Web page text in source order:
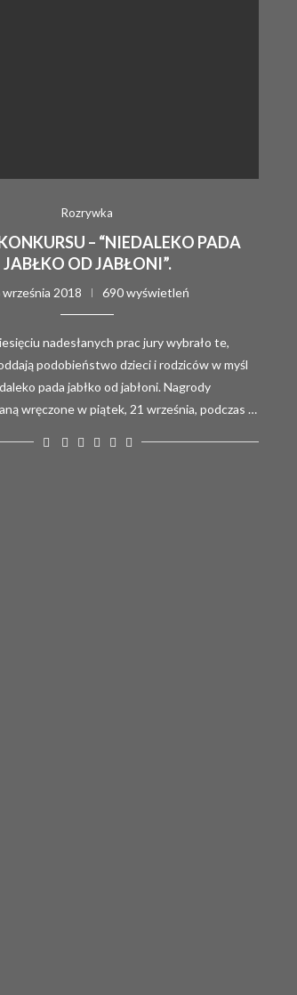
Rozrywka
– “NIEDALEKO PADA
JABŁKO OD JABŁONI”.
września 2018 690 wyświetleń
nadesłanych prac jury wybrało te,
podobieństwo dzieci i rodziców w myśl
pada jabłko od jabłoni. Nagrody
wręczone w piątek, 21 września, podczas …